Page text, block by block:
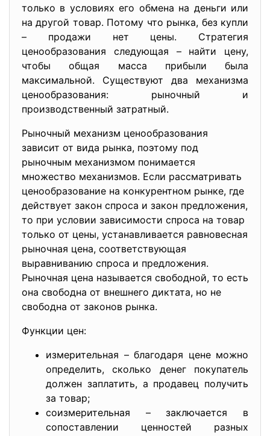
только в условиях его обмена на деньги или
на другой товар. Потому что рынка, без купли
– продажи нет цены. Стратегия
ценообразования следующая – найти цену,
чтобы общая масса прибыли была
максимальной. Существуют два механизма
ценообразования: рыночный и
производственный затратный.
Рыночный механизм ценообразования
зависит от вида рынка, поэтому под
рыночным механизмом понимается
множество механизмов. Если рассматривать
ценообразование на конкурентном рынке, где
действует закон спроса и закон предложения,
то при условии зависимости спроса на товар
только от цены, устанавливается равновесная
рыночная цена, соответствующая
выравниванию спроса и предложения.
Рыночная цена называется свободной, то есть
она свободна от внешнего диктата, но не
свободна от законов рынка.
Функции цен:
измерительная – благодаря цене можно
определить, сколько денег покупатель
должен заплатить, а продавец получить
за товар;
соизмерительная – заключается в
сопоставлении ценностей разных